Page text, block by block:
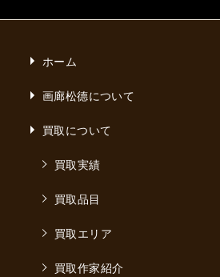
ホーム
画廊松德について
買取について
買取実績
買取品目
買取エリア
買取作家紹介